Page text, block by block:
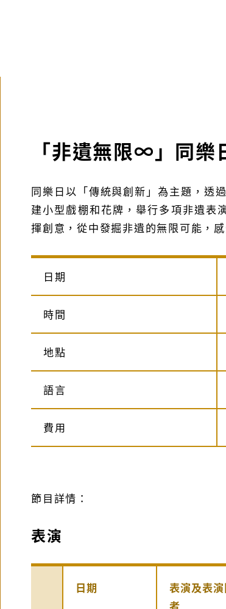
「非遺無限∞」同樂
同樂日以「傳統與創新」為主題，透
建小型戲棚和花牌，舉行多項非遺表
揮創意，從中發掘非遺的無限可能，
日期
時間
地點
語言
費用
節目詳情：
表演
日期
表演及表
者